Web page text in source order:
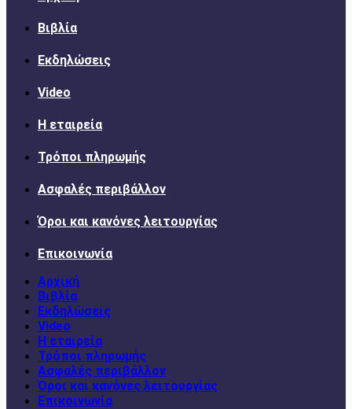
Βιβλία
Εκδηλώσεις
Video
Η εταιρεία
Τρόποι πληρωμής
Ασφαλές περιβάλλον
Όροι και κανόνες λειτουργίας
Επικοινωνία
Αρχική
Βιβλία
Εκδηλώσεις
Video
Η εταιρεία
Τρόποι πληρωμής
Ασφαλές περιβάλλον
Όροι και κανόνες λειτουργίας
Επικοινωνία